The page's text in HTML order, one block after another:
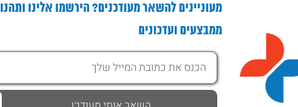
מעוניינים להשאר מעודכנים? הירשמו אלינו ותהנו
ממבצעים ועדכונים